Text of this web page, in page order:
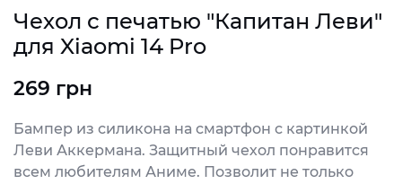
Чехол с печатью "Капитан Леви"
для Xiaomi 14 Pro
269 грн
Бампер из силикона на смартфон с картинкой
Леви Аккермана. Защитный чехол понравится
всем любителям Аниме. Позволит не только